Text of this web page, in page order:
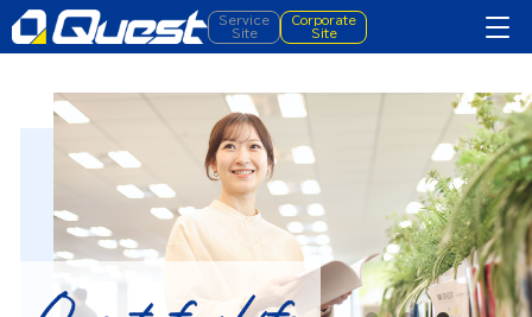
Service
Site
Corporate
Site